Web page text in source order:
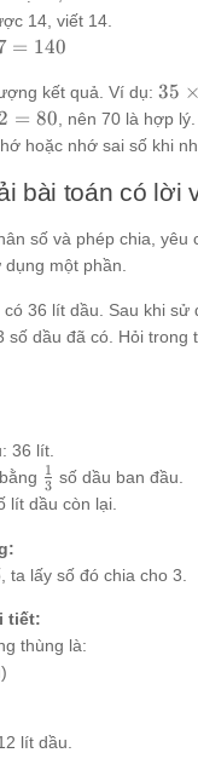
14, viết 14.
= 140
kết quả. Ví dụ: 35
2
35 ×
2 = 80, nên 70 là hợp lý.
hoặc nhớ sai số khi
bài toán có lời
số và phép chia, yêu
một phần.
có 36 lít dầu. Sau khi sử
số dầu đã có. Hỏi trong
36 lít.
\frac{1}
{3}
3
1 số dầu ban đầu.
lít dầu còn lại.
ta lấy số đó chia cho 3.
tiết:
thùng là:
lít dầu.